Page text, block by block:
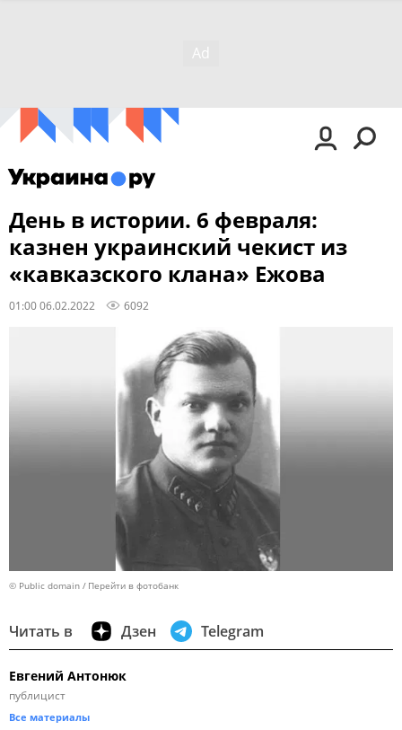
День в истории. 6 февраля:
казнен украинский чекист из
«кавказского клана» Ежова
01:00 06.02.2022 6092
© Public domain Перейти в фотобанк
Читать в Дзен Telegram
Евгений Антонюк
публицист
Все материалы